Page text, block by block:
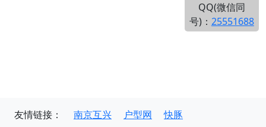
QQ(微信同
号)： 25551688
友情链接： 南京互兴 户型网 快豚